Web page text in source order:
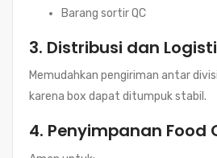
Barang sortir QC
3. Distribusi dan
Memudahkan pengiriman antar
karena box dapat ditumpuk stabil.
4. Penyimpanan Food